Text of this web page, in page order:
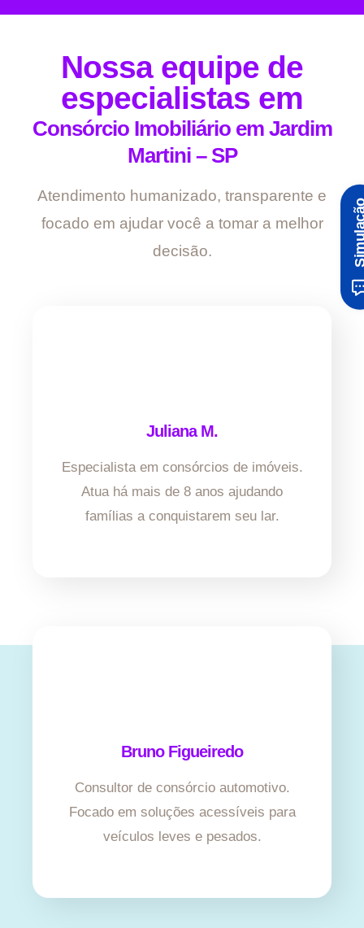
Nossa equipe de
especialistas em
Consórcio Imobiliário em Jardim
Martini – SP
Atendimento humanizado, transparente e
focado em ajudar você a tomar a melhor
decisão.
Juliana M.
Especialista em consórcios de imóveis.
Atua há mais de 8 anos ajudando
famílias a conquistarem seu lar.
Bruno Figueiredo
Consultor de consórcio automotivo.
Focado em soluções acessíveis para
veículos leves e pesados.